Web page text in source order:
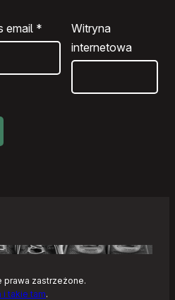
email *
Witryna
internetowa
prawa zastrzeżone.
i takie tam.